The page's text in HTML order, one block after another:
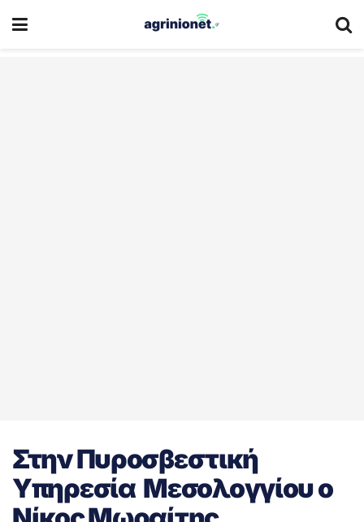
Στην Πυροσβεστική
Υπηρεσία Μεσολογγίου ο